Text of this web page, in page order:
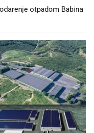
otpadom Babina